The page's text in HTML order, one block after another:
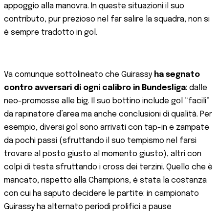
appoggio alla manovra. In queste situazioni il suo
contributo, pur prezioso nel far salire la squadra, non si
è sempre tradotto in gol.
Va comunque sottolineato che Guirassy ha segnato
contro avversari di ogni calibro in Bundesliga: dalle
neo-promosse alle big. Il suo bottino include gol “facili”
da rapinatore d’area ma anche conclusioni di qualità. Per
esempio, diversi gol sono arrivati con tap-in e zampate
da pochi passi (sfruttando il suo tempismo nel farsi
trovare al posto giusto al momento giusto), altri con
colpi di testa sfruttando i cross dei terzini. Quello che è
mancato, rispetto alla Champions, è stata la costanza
con cui ha saputo decidere le partite: in campionato
Guirassy ha alternato periodi prolifici a pause